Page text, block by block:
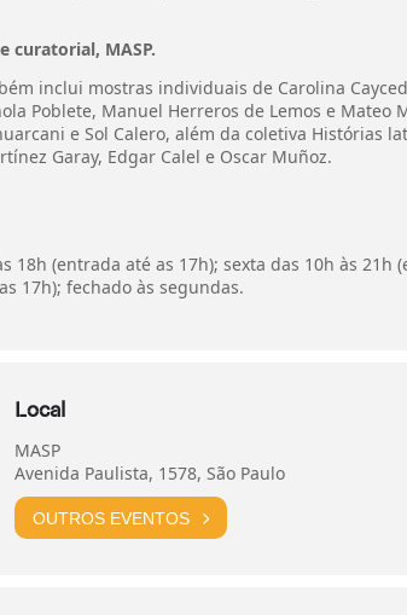
curatorial, MASP.
inclui mostras individuais de Carolina
Poblete, Manuel Herreros de Lemos e Mateo
e Sol Calero, além da coletiva Histórias
Garay, Edgar Calel e Oscar Muñoz.
(entrada até as 17h); sexta das 10h às 21h
17h); fechado às segundas.
Local
MASP
Avenida Paulista, 1578, São Paulo
OUTROS EVENTOS